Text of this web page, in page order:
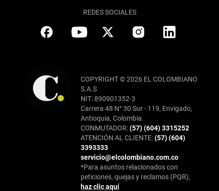
REDES SOCIALES
COPYRIGHT © 2026 EL COLOMBIANO
S.A.S
NIT: 890901352-3
Carrera 48 N° 30 Sur - 119, Envigado,
Antioquia, Colombia.
CONMUTADOR:(57) (604) 3315252
ATENCIÓN AL CLIENTE:(57) (604)
3393333
servicio@elcolombiano.com.co
*Para asuntos relacionados con
peticiones, quejas y reclamos (PQR),
haz clic aquí